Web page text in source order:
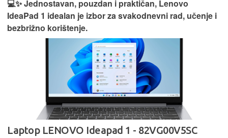
💻✨ Jednostavan, pouzdan i praktičan, Lenovo
IdeaPad 1 idealan je izbor za svakodnevni rad, učenje i
bezbrižno korištenje.
Laptop LENOVO Ideapad 1 - 82VG00V5SC